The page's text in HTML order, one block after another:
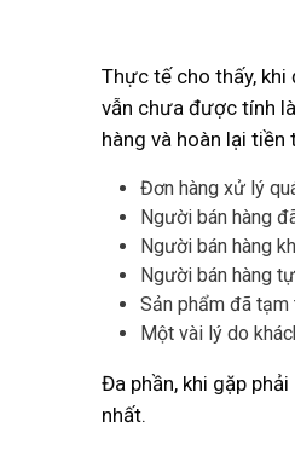
Thực tế cho thấy,
vẫn chưa được tính
hàng và hoàn lại
Đơn hàng xử lý
Người bán hàng
Người bán hàng
Người bán hàng
Sản phẩm đã tạm
Một vài lý do
Đa phần, khi gặp
nhất.